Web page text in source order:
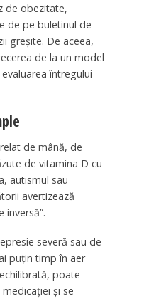
de obezitate,
de pe buletinul de
greșite. De aceea,
de la un model
întregului
de mână, de
de vitamina D cu
autismul sau
avertizează
inversă”.
severă sau de
puțin timp în aer
poate
și se